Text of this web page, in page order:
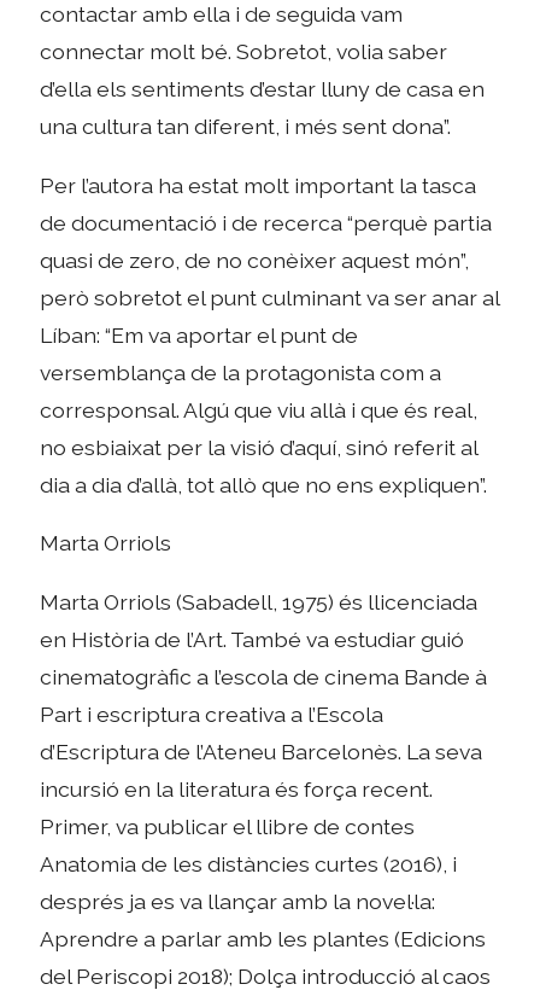
contactar amb ella i de seguida vam
connectar molt bé. Sobretot, volia saber
d’ella els sentiments d’estar lluny de casa en
una cultura tan diferent, i més sent dona”.
Per l’autora ha estat molt important la tasca
de documentació i de recerca “perquè partia
quasi de zero, de no conèixer aquest món”,
però sobretot el punt culminant va ser anar al
Líban: “Em va aportar el punt de
versemblança de la protagonista com a
corresponsal. Algú que viu allà i que és real,
no esbiaixat per la visió d’aquí, sinó referit al
dia a dia d’allà, tot allò que no ens expliquen”.
Marta Orriols
Marta Orriols (Sabadell, 1975) és llicenciada
en Història de l’Art. També va estudiar guió
cinematogràfic a l’escola de cinema Bande à
Part i escriptura creativa a l’Escola
d’Escriptura de l’Ateneu Barcelonès. La seva
incursió en la literatura és força recent.
Primer, va publicar el llibre de contes
Anatomia de les distàncies curtes (2016), i
després ja es va llançar amb la novel·la:
Aprendre a parlar amb les plantes (Edicions
del Periscopi 2018); Dolça introducció al caos